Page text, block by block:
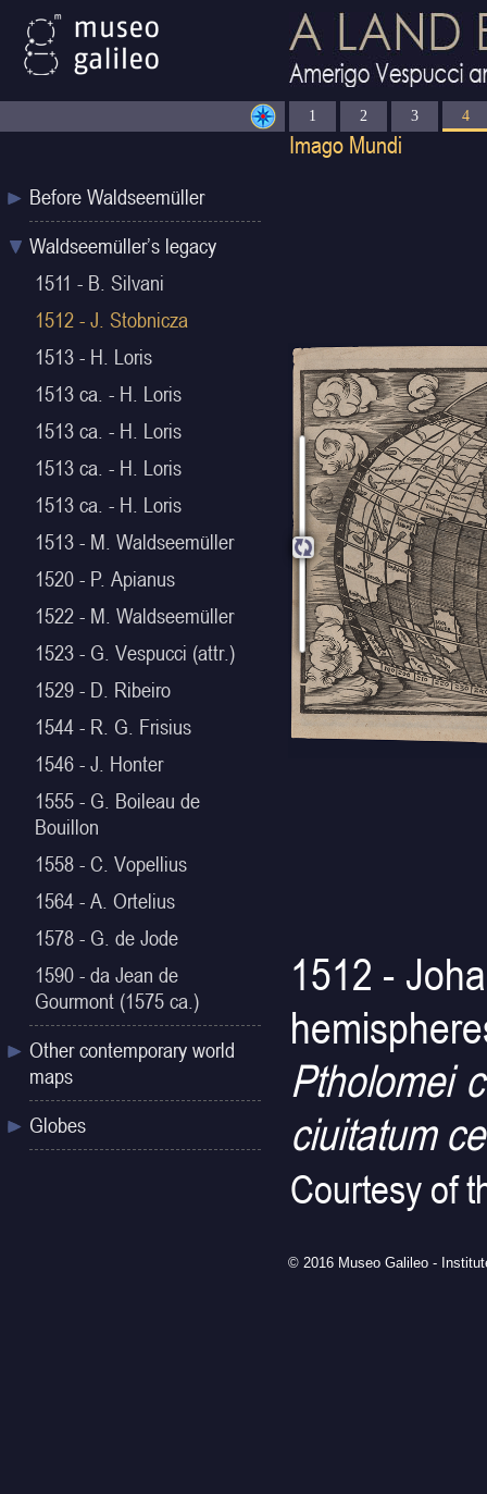
1 2 3 4
Before Waldseemüller
Waldseemüller’s legacy
1511 - B. Silvani
1512 - J. Stobnicza
1513 - H. Loris
1513 ca. - H. Loris
1513 ca. - H. Loris
1513 ca. - H. Loris
1513 ca. - H. Loris
1513 - M. Waldseemüller
1520 - P. Apianus
1522 - M. Waldseemüller
1523 - G. Vespucci (attr.)
1529 - D. Ribeiro
1544 - R. G. Frisius
1546 - J. Honter
1555 - G. Boileau de
Bouillon
1558 - C. Vopellius
1564 - A. Ortelius
1578 - G. de Jode
1590 - da Jean de
Gourmont (1575 ca.)
Other contemporary world
maps
Globes
1512 -
Ptholomei
ciuitatum
Courtesy of
© 2016 Museo Galileo -